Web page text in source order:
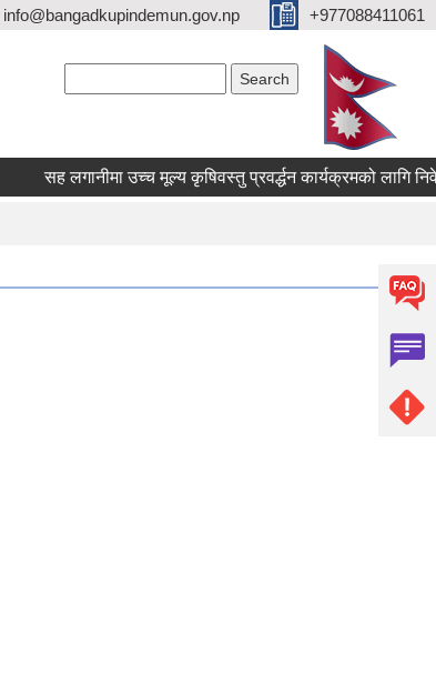
+977088411061
सह लगानीमा उच्च मूल्य कृषिवस्तु प्रवर्द्धन कार्यक्रमको लागि निवेदन